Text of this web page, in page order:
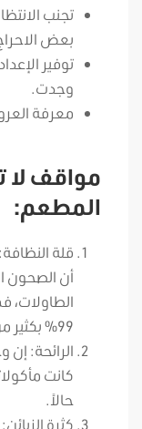
تجنب
بعض
توفير
وجدت.
معرفة
مواقف لا
المطعم:
قلة
أن الصحون
الطاولات،
99% بكثير من المطعم.
الرائحة:
كانت
حالاً.
كثرة